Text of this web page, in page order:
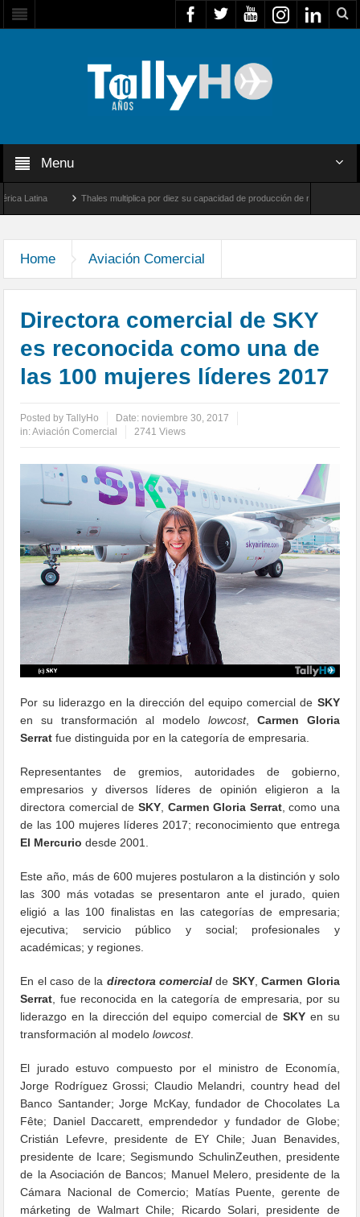
Menu
Thales multiplica por diez su capacidad de producción de radares en Brasil
Home Aviación Comercial
Directora comercial de SKY
es reconocida como una de
las 100 mujeres líderes 2017
Posted byTallyHo Date: noviembre 30, 2017
in:Aviación Comercial 2741 Views
Por su liderazgo en la dirección del equipo comercial de SKY
en su transformación al modelo lowcost, Carmen Gloria
Serrat fue distinguida por en la categoría de empresaria.
Representantes de gremios, autoridades de gobierno,
empresarios y diversos líderes de opinión eligieron a la
directora comercial de SKY Carmen Gloria Serrat, como una
de las 100 mujeres líderes 2017; reconocimiento que entrega
El Mercurio desde 2001.
Este año, más de 600 mujeres postularon a la distinción y solo
las 300 más votadas se presentaron ante el jurado, quien
eligió a las 100 finalistas en las categorías de empresaria;
ejecutiva; servicio público y social; profesionales y
académicas; y regiones.
En el caso de la directora comercialde SKY,Carmen Gloria
Serrat , fue reconocida en la categoría de empresaria, por su
liderazgo en la dirección del equipo comercial deSKY en su
transformación al modelolowcost.
El jurado estuvo compuesto por el ministro de Economía,
Jorge Rodríguez Grossi; Claudio Melandri, country head del
Banco Santander; Jorge McKay, fundador de Chocolates La
Fête; Daniel Daccarett, emprendedor y fundador de Globe;
Cristián Lefevre, presidente de EY Chile; Juan Benavides,
presidente de Icare; Segismundo SchulinZeuthen, presidente
de la Asociación de Bancos; Manuel Melero, presidente de la
Cámara Nacional de Comercio; Matías Puente, gerente de
márketing de Walmart Chile; Ricardo Solari, presidente de